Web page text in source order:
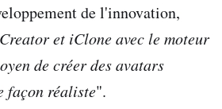
de l'innovation,
et iClone avec le moteur
de créer des avatars
façon réaliste".